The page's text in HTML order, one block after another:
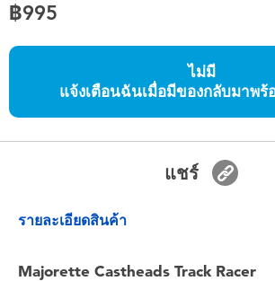
ของเล่นสำหรับเด็กทารกและวัยหัด
แบตเตอรี่
Nintendo Switch
กล่องสุ่ม
ตัวละครเพี่อการสะสม
฿995
ไม่มี
แจ้งเตือนฉันเมื่อมีของกลับมาพร้
แชร์
รายละเอียดสินค้า
Majorette Castheads Track Racer